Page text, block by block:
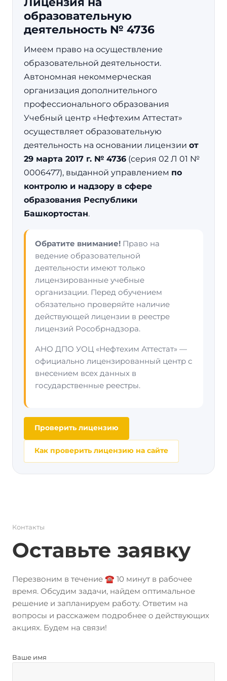
образовательную
деятельность № 4736
Имеем право на осуществление
образовательной деятельности.
Автономная некоммерческая
организация дополнительного
профессионального образования
Учебный центр «Нефтехим Аттестат»
осуществляет образовательную
деятельность на основании лицензии от
29 марта 2017 г. № 4736 (серия 02 Л 01 №
0006477), выданной управлением по
контролю и надзору в сфере
образования Республики
Башкортостан.
Обратите внимание! Право на
ведение образовательной
деятельности имеют только
лицензированные учебные
организации. Перед обучением
обязательно проверяйте наличие
действующей лицензии в реестре
лицензий Рособрнадзора.
АНО ДПО УОЦ «Нефтехим Аттестат» —
официально лицензированный центр с
внесением всех данных в
государственные реестры.
Проверить лицензию
Как проверить лицензию на сайте
Контакты
Оставьте заявку
Перезвоним в течение ☎️ 10 минут в рабочее
время. Обсудим задачи, найдем оптимальное
решение и запланируем работу. Ответим на
вопросы и расскажем подробнее о действующих
акциях. Будем на связи!
Ваше имя